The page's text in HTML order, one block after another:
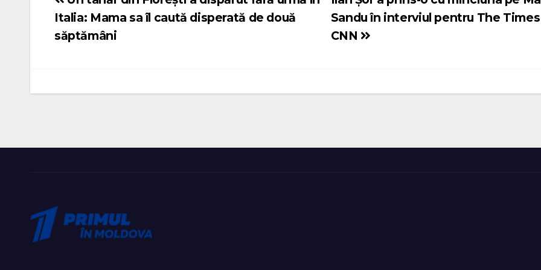
în
Sandu în interviul pentru The
CNN
Italia: Mama sa îl caută disperată de două
săptămâni